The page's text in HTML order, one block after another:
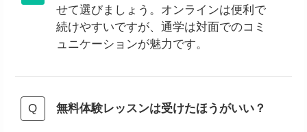
せて選びましょう。オンラインは便利で
続けやすいですが、通学は対面でのコミ
ュニケーションが魅力です。
無料体験レッスンは受けたほうがいい？